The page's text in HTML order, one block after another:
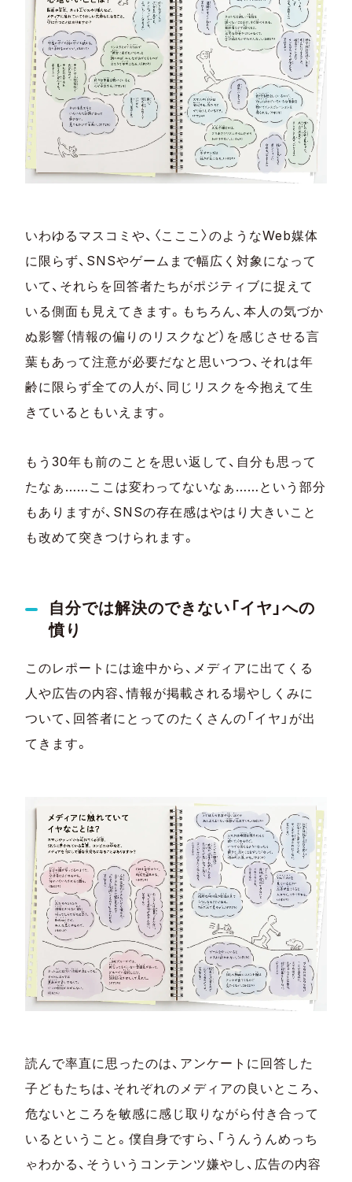
いわゆるマスコミや、〈こここ〉のようなWeb媒体
に限らず、SNSやゲームまで幅広く対象になって
いて、それらを回答者たちがポジティブに捉えて
いる側面も見えてきます。もちろん、本人の気づか
ぬ影響（情報の偏りのリスクなど）を感じさせる言
葉もあって注意が必要だなと思いつつ、それは年
齢に限らず全ての人が、同じリスクを今抱えて生
きているともいえます。
もう30年も前のことを思い返して、自分も思って
たなぁ……ここは変わってないなぁ……という部分
もありますが、SNSの存在感はやはり大きいこと
も改めて突きつけられます。
自分では解決のできない「イヤ」への
憤り
このレポートには途中から、メディアに出てくる
人や広告の内容、情報が掲載される場やしくみに
ついて、回答者にとってのたくさんの「イヤ」が出
てきます。
読んで率直に思ったのは、アンケートに回答した
子どもたちは、それぞれのメディアの良いところ、
危ないところを敏感に感じ取りながら付き合って
いるということ。僕自身ですら、「うんうんめっち
ゃわかる、そういうコンテンツ嫌やし、広告の内容